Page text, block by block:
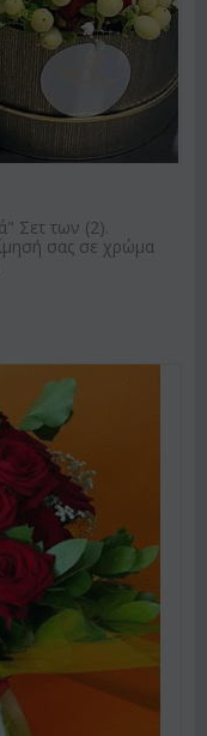
Σετ των (2).
σας σε χρώμα